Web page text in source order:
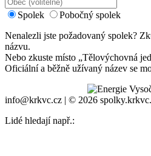
Spolek
Pobočný spolek
Nenalezli jste požadovaný spolek?
názvu.
Nebo zkuste místo „Tělovýchovná
Oficiální a běžně užívaný název se
info@krkvc.cz | © 2026
Lidé hledají např.: